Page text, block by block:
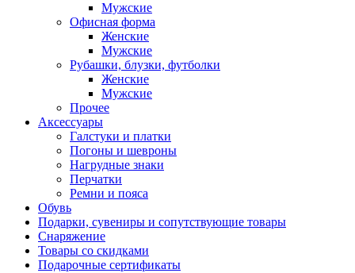
Мужские
Офисная форма
Женские
Мужские
Рубашки, блузки, футболки
Женские
Мужские
Прочее
Аксессуары
Галстуки и платки
Погоны и шевроны
Нагрудные знаки
Перчатки
Ремни и пояса
Обувь
Подарки, сувениры и сопутствующие товары
Снаряжение
Товары со скидками
Подарочные сертификаты